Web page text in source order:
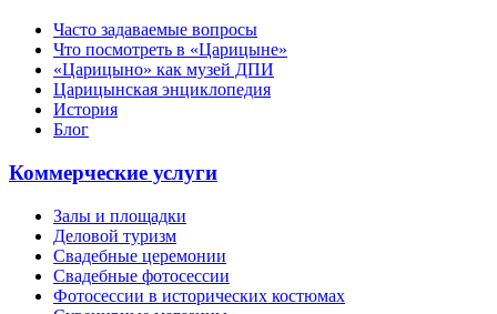
Часто задаваемые вопросы
Что посмотреть в «Царицыне»
«Царицыно» как музей ДПИ
Царицынская энциклопедия
История
Блог
Коммерческие услуги
Залы и площадки
Деловой туризм
Свадебные церемонии
Свадебные фотосессии
Фотосессии в исторических костюмах